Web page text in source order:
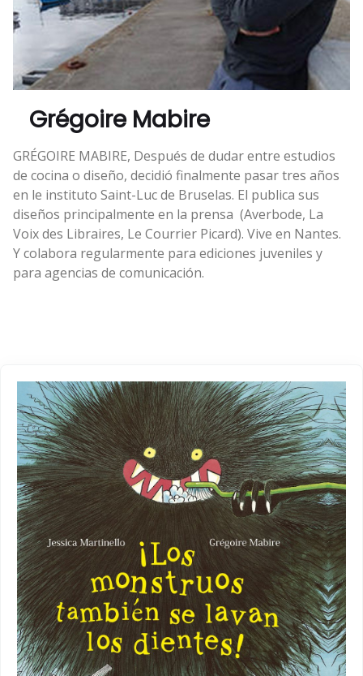
Grégoire Mabire
GRÉGOIRE MABIRE, Después de dudar entre estudios
de cocina o diseño, decidió finalmente pasar tres años
en le instituto Saint-Luc de Bruselas. El publica sus
diseños principalmente en la prensa (Averbode, La
Voix des Libraires, Le Courrier Picard). Vive en Nantes.
Y colabora regularmente para ediciones juveniles y
para agencias de comunicación.